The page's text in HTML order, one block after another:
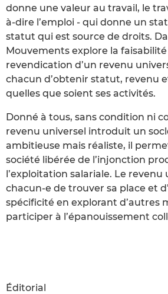
donne une valeur au travail, le
à-dire l’emploi - qui donne un
statut qui est source de droits.
Mouvements explore la
revendication d’un revenu
chacun d’obtenir statut, revenu
quelles que soient ses activités.
Donné à tous, sans condition ni
revenu universel introduit un
ambitieuse mais réaliste, il
société libérée de l’injonction
l’exploitation salariale. Le
chacun-e de trouver sa place et
spécificité en explorant d’autres
participer à l’épanouissement
Éditorial